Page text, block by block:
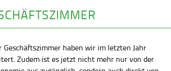
Geschäftszimmer haben wir im letzten Jahr
Zudem ist es jetzt nicht mehr nur von der